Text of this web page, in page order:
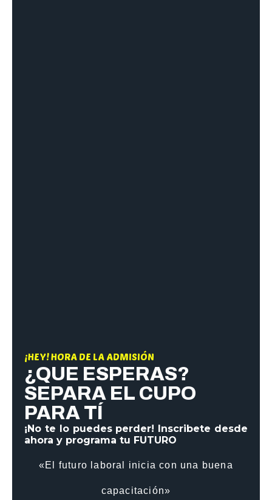
¡HEY! HORA DE LA ADMISIÓN
¿QUE ESPERAS?
SEPARA EL CUPO
PARA TÍ
¡No te lo puedes perder! Inscribete desde
ahora y programa tu FUTURO
«El futuro laboral inicia con una buena
capacitación»